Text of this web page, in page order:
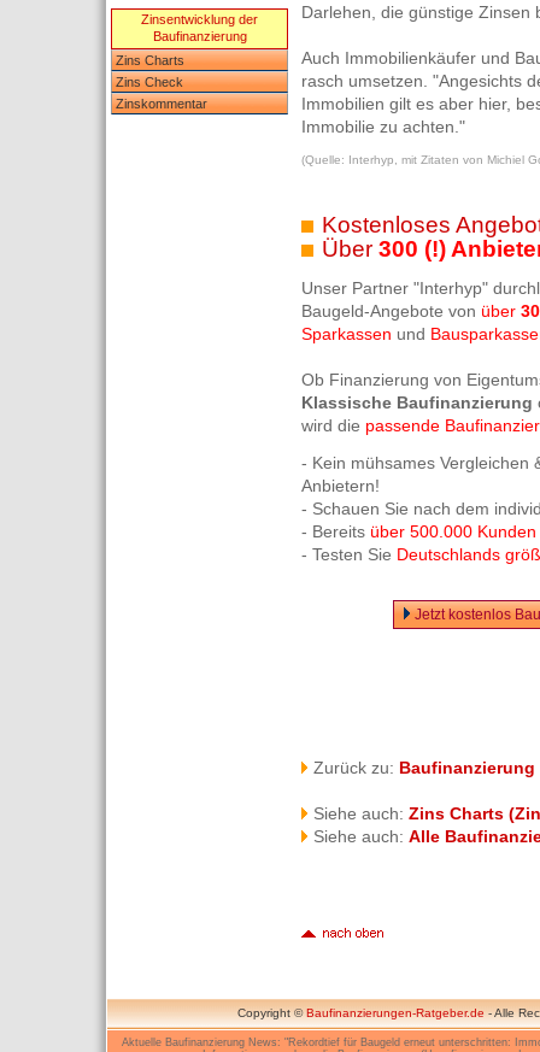
Zinsentwicklung der
Baufinanzierung
Zins Charts
Zins Check
Zinskommentar
Darlehen, die günstige Zinsen
Auch Immobilienkäufer und
rasch umsetzen. "Angesichts
Immobilien gilt es aber hier,
Immobilie zu achten."
(Quelle: Interhyp, mit Zitaten von Michiel
Kostenloses
Über 300 (!)
Unser Partner "Interhyp"
Baugeld-Angebote von über
Sparkassen und
Ob Finanzierung von
Klassische Baufinanzierung
wird die passende
- Kein mühsames Vergleichen
Anbietern!
- Schauen Sie nach dem
- Bereits über 500.000 Kunden
- Testen Sie Deutschlands
Jetzt kostenlos
Zurück zu: Baufinanzierung
Siehe auch: Zins Charts
Siehe auch: Alle
Copyright ©Baufinanzierungen-Ratgeber.de- Alle
Aktuelle Baufinanzierung News: "Rekordtief für Baugeld erneut unterschritten: